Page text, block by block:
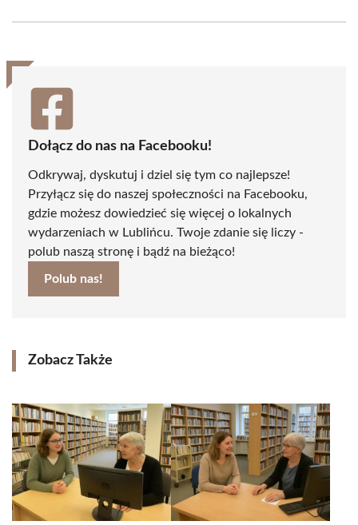
(Twitter)
Dołącz do nas na Facebooku!
Odkrywaj, dyskutuj i dziel się tym co najlepsze!
Przyłącz się do naszej społeczności na Facebooku,
gdzie możesz dowiedzieć się więcej o lokalnych
wydarzeniach w Lublińcu. Twoje zdanie się liczy -
polub naszą stronę i bądź na bieżąco!
Polub nas!
Zobacz Także